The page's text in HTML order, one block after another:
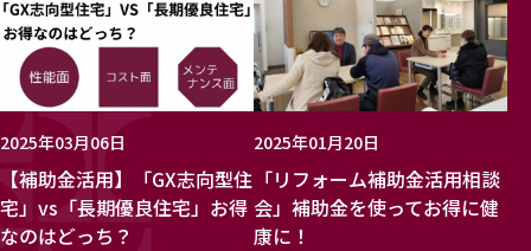
2025年03月06日
【補助金活用】「GX志向型住
宅」vs「長期優良住宅」お得
なのはどっち？
2025年01月20日
「リフォーム補助金活用相談
会」補助金を使ってお得に健
康に！